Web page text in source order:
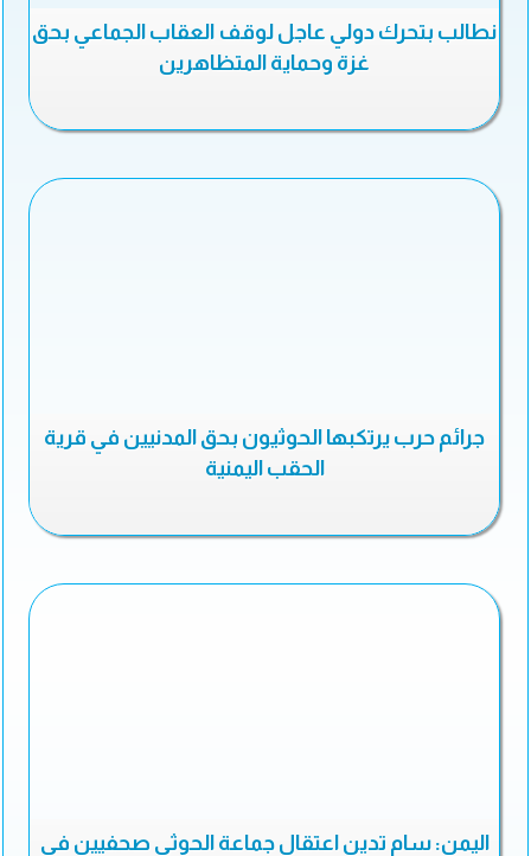
نطالب بتحرك دولي عاجل لوقف العقاب الجماعي بحق
غزة وحماية المتظاهرين
جرائم حرب يرتكبها الحوثيون بحق المدنيين في قرية
الحقب اليمنية
اليمن: سام تدين اعتقال جماعة الحوثي صحفيين في